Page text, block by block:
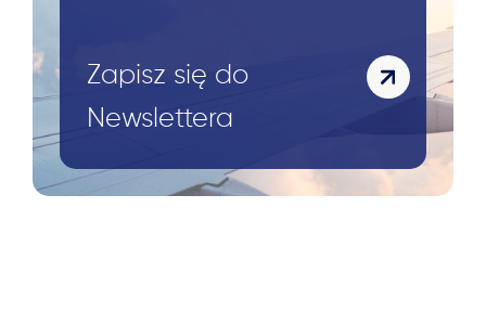
Zapisz się do
Newslettera